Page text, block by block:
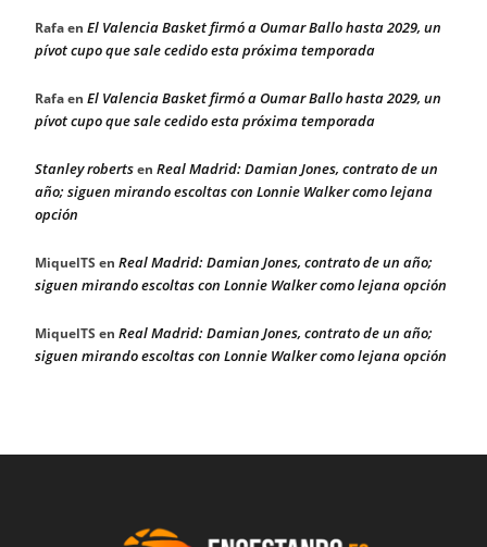
Rafaen El Valencia Basket firmó a Oumar Ballo hasta 2029, un
pívot cupo que sale cedido esta próxima temporada
Rafaen El Valencia Basket firmó a Oumar Ballo hasta 2029, un
pívot cupo que sale cedido esta próxima temporada
Stanley robertsen Real Madrid: Damian Jones, contrato de un
año; siguen mirando escoltas con Lonnie Walker como lejana
opción
MiquelTS en Real Madrid: Damian Jones, contrato de un año;
siguen mirando escoltas con Lonnie Walker como lejana opción
MiquelTS en Real Madrid: Damian Jones, contrato de un año;
siguen mirando escoltas con Lonnie Walker como lejana opción